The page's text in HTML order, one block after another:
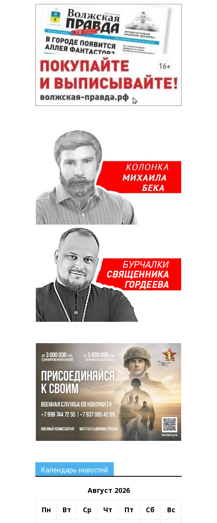
Календарь новостей
Август 2026
Пн Вт Ср Чт Пт Сб Вс